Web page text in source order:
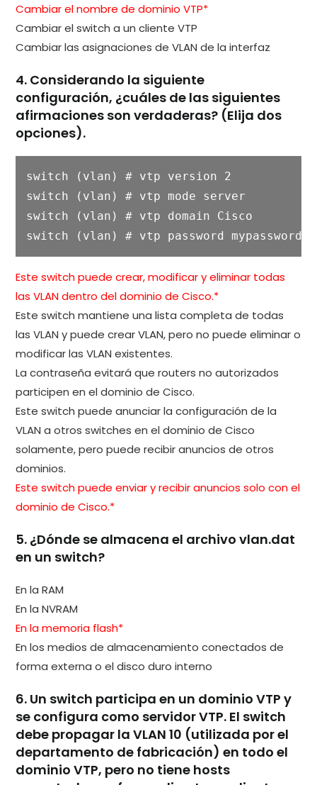
Cambiar el nombre de dominio VTP*
Cambiar el switch a un cliente VTP
Cambiar las asignaciones de VLAN de la interfaz
4. Considerando la siguiente
configuración, ¿cuáles de las siguientes
afirmaciones son verdaderas? (Elija dos
opciones).
switch (vlan) # vtp version 2
switch (vlan) # vtp mode server
switch (vlan) # vtp domain Cisco
switch (vlan) # vtp password mypassword
Este switch puede crear, modificar y eliminar todas
las VLAN dentro del dominio de Cisco.*
Este switch mantiene una lista completa de todas
las VLAN y puede crear VLAN, pero no puede eliminar o
modificar las VLAN existentes.
La contraseña evitará que routers no autorizados
participen en el dominio de Cisco.
Este switch puede anunciar la configuración de la
VLAN a otros switches en el dominio de Cisco
solamente, pero puede recibir anuncios de otros
dominios.
Este switch puede enviar y recibir anuncios solo con el
dominio de Cisco.*
5. ¿Dónde se almacena el archivo vlan.dat
en un switch?
En la RAM
En la NVRAM
En la memoria flash*
En los medios de almacenamiento conectados de
forma externa o el disco duro interno
6. Un switch participa en un dominio VTP y
se configura como servidor VTP. El switch
debe propagar la VLAN 10 (utilizada por el
departamento de fabricación) en todo el
dominio VTP, pero no tiene hosts